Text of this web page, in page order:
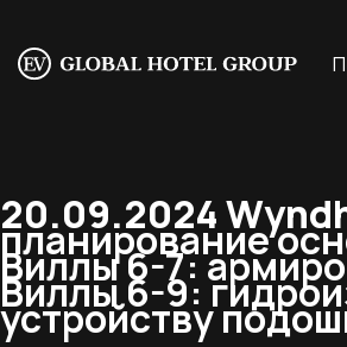
20.09.2024
планирование
Виллы 6-7:
Виллы 6-9:
устройству